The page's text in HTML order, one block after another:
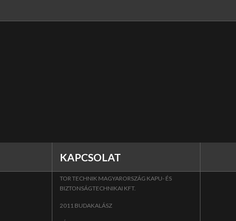
KAPCSOLAT
TOR TECHNIK MAGYARORSZÁG KAPU- ÉS
BIZTONSÁGTECHNIKAI KFT.
2011 BUDAKALÁSZ